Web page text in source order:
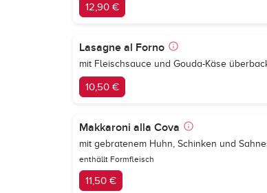
12,90 €
Lasagne al Forno
mit Fleischsauce und Gouda-Käse
10,50 €
Makkaroni alla Cova
mit gebratenem Huhn, Schinken und
enthällt Formfleisch
11,50 €